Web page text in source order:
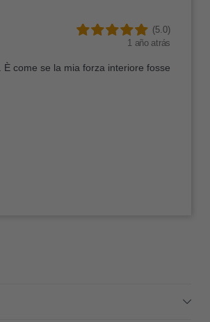
(5.0)
1 año atrás
come se la mia forza interiore fosse